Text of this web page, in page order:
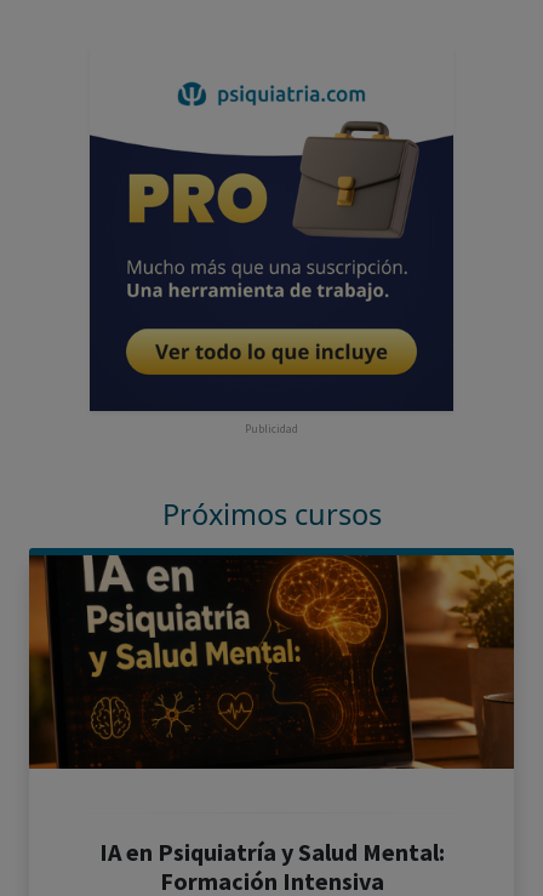
Publicidad
Próximos cursos
IA en Psiquiatría y Salud Mental:
Formación Intensiva